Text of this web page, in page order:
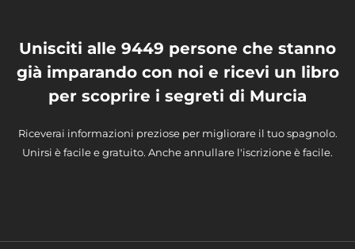
Unisciti alle 9449 persone che stanno
già imparando con noi e ricevi un libro
per scoprire i segreti di Murcia
Riceverai informazioni preziose per migliorare il tuo spagnolo.
Unirsi è facile e gratuito. Anche annullare l'iscrizione è facile.